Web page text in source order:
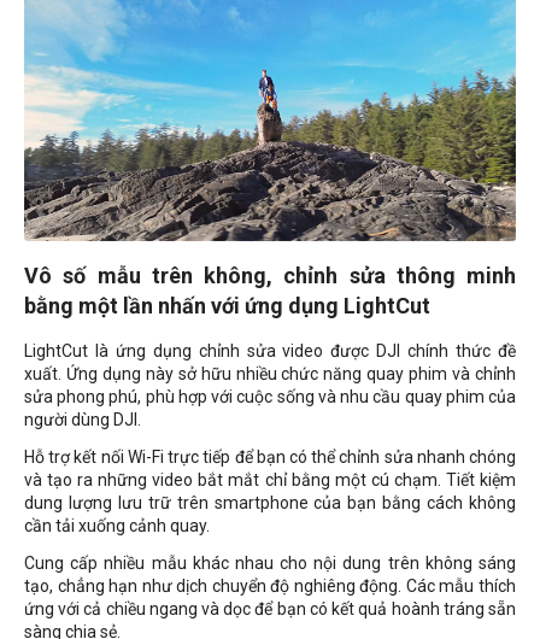
Vô số mẫu trên không, chỉnh sửa thông minh
bằng một lần nhấn với ứng dụng LightCut
LightCut là ứng dụng chỉnh sửa video được DJI chính thức đề
xuất. Ứng dụng này sở hữu nhiều chức năng quay phim và chỉnh
sửa phong phú, phù hợp với cuộc sống và nhu cầu quay phim của
người dùng DJI.
Hỗ trợ kết nối Wi-Fi trực tiếp để bạn có thể chỉnh sửa nhanh chóng
và tạo ra những video bắt mắt chỉ bằng một cú chạm. Tiết kiệm
dung lượng lưu trữ trên smartphone của bạn bằng cách không
cần tải xuống cảnh quay.
Cung cấp nhiều mẫu khác nhau cho nội dung trên không sáng
tạo, chẳng hạn như dịch chuyển độ nghiêng động. Các mẫu thích
ứng với cả chiều ngang và dọc để bạn có kết quả hoành tráng sẵn
sàng chia sẻ.